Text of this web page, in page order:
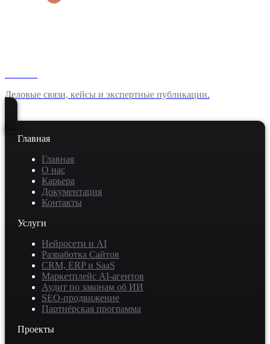
Деловые связи, кейсы и экспертные публикации.
Главная
Главная
О нас
Карьера
Документация
Контакты
Услуги
Нейросети и AI
Разработка Сайтов
CRM, ERP и SaaS
Маркетплейс AI-агентов
Аудит по законам об ИИ
SEO-продвижение
Партнёрская программа
Проекты